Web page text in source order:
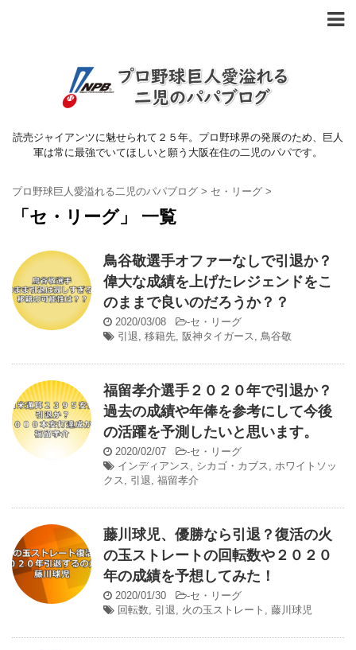
読売ジャイアンツに魅せられて２５年。プロ野球界の発展のため、巨人
軍は常に最強でいてほしいと願う大阪在住の二児のパパです。
プロ野球巨人愛溢れる二児のパパブログ > セ・リーグ >
「セ・リーグ」 一覧
鳥谷敬選手オファーなしで引退か？
偉大な成績を上げたレジェンドをこ
のままで良いのだろうか？？
2020/03/08 -セ・リーグ
引退, 移籍先, 阪神タイガース, 鳥谷敬
福留孝介選手２０２０年で引退か？
過去の成績や年俸を参考にして今後
の活躍を予測したいと思います。
2020/02/07 -セ・リーグ
インディアンス, シカゴ・カブス, ホワイトソッ
クス, 引退, 福留孝介
藤川球児、優勝なら引退？復活の火
の玉ストレートの回転数や２０２０
年の成績を予想してみた！
2020/01/30 -セ・リーグ
回転数, 引退, 火の玉ストレート , 藤川球児